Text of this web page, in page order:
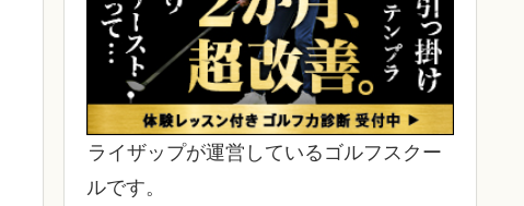
ライザップが運営しているゴルフスクー
ルです。